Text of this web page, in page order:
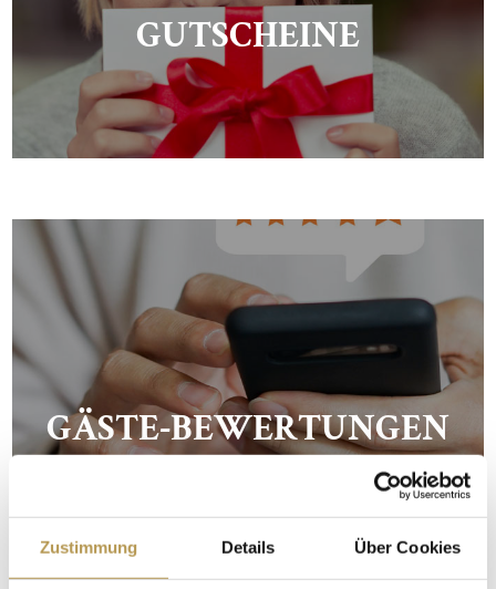
Zustimmung Details Über Cookies
GUTSCHEINE
GÄSTE-BEWERTUNGEN